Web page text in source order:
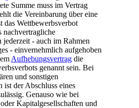
Summe muss im Vertrag
die Vereinbarung übereine
das Wettbewerbsverbot
nachvertragliche
jederzeit - auch im Rahmen
- einvernehmlich aufgehoben
Aufhebungsvertrag die
genannt sein. Bei
und sonstigen
ist der Abschluss eines
Genauso wie bei
Kapitalgesellschaften und